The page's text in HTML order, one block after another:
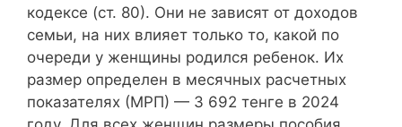
кодексе (ст. 80). Они не зависят от доходов
семьи, на них влияет только то, какой по
очереди у женщины родился ребенок. Их
размер определен в месячных расчетных
показателях (МРП) — 3 692 тенге в 2024